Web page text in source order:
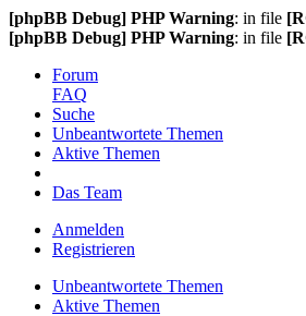
[phpBB Debug] PHP Warning: in file
[phpBB Debug] PHP Warning: in file
Forum
FAQ
Suche
Unbeantwortete Themen
Aktive Themen
Das Team
Anmelden
Registrieren
Unbeantwortete Themen
Aktive Themen